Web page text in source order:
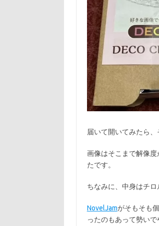
届いて開いてみたら、
画像はそこまで解像
たです。
ちなみに、中身はチロ
NovelJamがそもそも
ったのもあって勢い